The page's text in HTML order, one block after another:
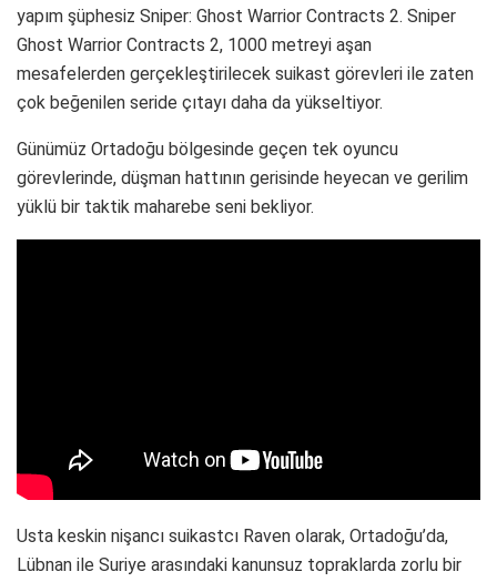
yapım şüphesiz Sniper: Ghost Warrior Contracts 2. Sniper
Ghost Warrior Contracts 2, 1000 metreyi aşan
mesafelerden gerçekleştirilecek suikast görevleri ile zaten
çok beğenilen seride çıtayı daha da yükseltiyor.
Günümüz Ortadoğu bölgesinde geçen tek oyuncu
görevlerinde, düşman hattının gerisinde heyecan ve gerilim
yüklü bir taktik maharebe seni bekliyor.
Usta keskin nişancı suikastcı Raven olarak, Ortadoğu’da,
Lübnan ile Suriye arasındaki kanunsuz topraklarda zorlu bir